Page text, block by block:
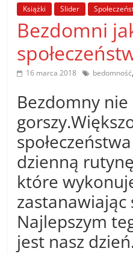
Porady
praktyczne
poradniki
na
każdy
temat
Książki Slider
Bezdomni
16 marca 2018 bedomność,
Bezdomny nie
dzienną
które
zastanawiając
Najlepszym
jest nasz